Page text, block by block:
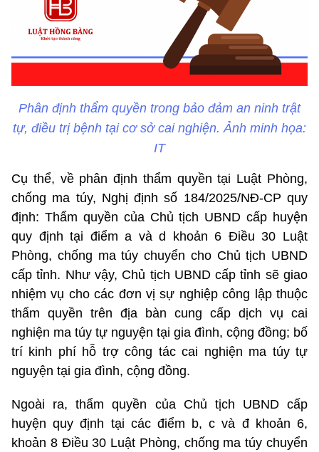
Phân định thẩm quyền trong bảo đảm an ninh trật
tự, điều trị bệnh tại cơ sở cai nghiện. Ảnh minh họa:
IT
Cụ thể, về phân định thẩm quyền tại Luật Phòng,
chống ma túy, Nghị định số 184/2025/NĐ-CP quy
định: Thẩm quyền của Chủ tịch UBND cấp huyện
quy định tại điểm a và d khoản 6 Điều 30 Luật
Phòng, chống ma túy chuyển cho Chủ tịch UBND
cấp tỉnh. Như vậy, Chủ tịch UBND cấp tỉnh sẽ giao
nhiệm vụ cho các đơn vị sự nghiệp công lập thuộc
thẩm quyền trên địa bàn cung cấp dịch vụ cai
nghiện ma túy tự nguyện tại gia đình, cộng đồng; bố
trí kinh phí hỗ trợ công tác cai nghiện ma túy tự
nguyện tại gia đình, cộng đồng.
Ngoài ra, thẩm quyền của Chủ tịch UBND cấp
huyện quy định tại các điểm b, c và đ khoản 6,
khoản 8 Điều 30 Luật Phòng, chống ma túy chuyển